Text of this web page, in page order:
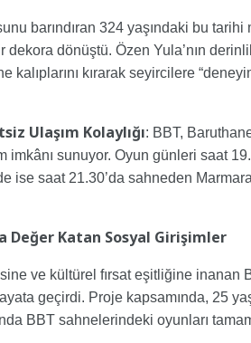
barındıran 324 yaşındaki bu
dönüştü. Özen Yula’nın
kalıplarını kırarak seyircilere
Ulaşım Kolaylığı: BBT,
imkânı sunuyor. Oyun günleri saat
ise saat 21.30’da sahneden
Değer Katan Sosyal Girişimler
ve kültürel fırsat eşitliğine inanan
geçirdi. Proje kapsamında, 25
BBT sahnelerindeki oyunları